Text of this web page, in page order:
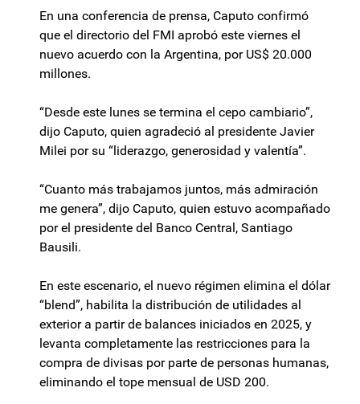
En una conferencia de prensa, Caputo confirmó
que el directorio del FMI aprobó este viernes el
nuevo acuerdo con la Argentina, por US$ 20.000
millones.
“Desde este lunes se termina el cepo cambiario”,
dijo Caputo, quien agradeció al presidente Javier
Milei por su “liderazgo, generosidad y valentía”.
“Cuanto más trabajamos juntos, más admiración
me genera”, dijo Caputo, quien estuvo acompañado
por el presidente del Banco Central, Santiago
Bausili.
En este escenario, el nuevo régimen elimina el dólar
“blend”, habilita la distribución de utilidades al
exterior a partir de balances iniciados en 2025, y
levanta completamente las restricciones para la
compra de divisas por parte de personas humanas,
eliminando el tope mensual de USD 200.